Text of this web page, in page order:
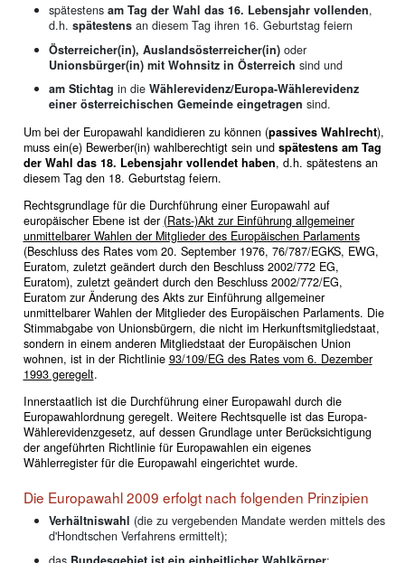
spätestens am Tag der Wahl das 16. Lebensjahr vollenden,
d.h. spätestensan diesem Tag ihren 16. Geburtstag feiern
Österreicher(in), Auslandsösterreicher(in)oder
Unionsbürger(in) mit Wohnsitz in Österreich sind und
am Stichtag in die Wählerevidenz/Europa-Wählerevidenz
einer österreichischen Gemeinde eingetragen sind.
Um bei der Europawahl kandidieren zu können (passives Wahlrecht),
muss ein(e) Bewerber(in) wahlberechtigt sein und spätestens am Tag
der Wahl das 18. Lebensjahr vollendet haben, d.h. spätestens an
diesem Tag den 18. Geburtstag feiern.
Rechtsgrundlage für die Durchführung einer Europawahl auf
europäischer Ebene ist der (Rats-)Akt zur Einführung allgemeiner
unmittelbarer Wahlen der Mitglieder des Europäischen Parlaments
(Beschluss des Rates vom 20. September 1976, 76/787/EGKS, EWG,
Euratom, zuletzt geändert durch den Beschluss 2002/772 EG,
Euratom), zuletzt geändert durch den Beschluss 2002/772/EG,
Euratom zur Änderung des Akts zur Einführung allgemeiner
unmittelbarer Wahlen der Mitglieder des Europäischen Parlaments. Die
Stimmabgabe von Unionsbürgern, die nicht im Herkunftsmitgliedstaat,
sondern in einem anderen Mitgliedstaat der Europäischen Union
wohnen, ist in der Richtlinie 93/109/EG des Rates vom 6. Dezember
1993 geregelt.
Innerstaatlich ist die Durchführung einer Europawahl durch die
Europawahlordnung geregelt. Weitere Rechtsquelle ist das Europa-
Wählerevidenzgesetz, auf dessen Grundlage unter Berücksichtigung
der angeführten Richtlinie für Europawahlen ein eigenes
Wählerregister für die Europawahl eingerichtet wurde.
Die Europawahl 2009 erfolgt nach folgenden Prinzipien
Verhältniswahl (die zu vergebenden Mandate werden mittels des
d'Hondtschen Verfahrens ermittelt);